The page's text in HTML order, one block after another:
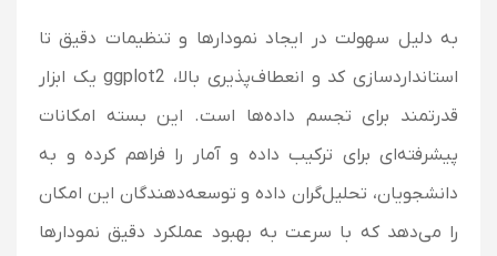
به دلیل سهولت در ایجاد نمودارها و تنظیمات دقیق تا
استانداردسازی کد و انعطاف‌پذیری بالا، ggplot2 یک ابزار
قدرتمند برای تجسم داده‌ها است. این بسته امکانات
پیشرفته‌ای برای ترکیب داده و آمار را فراهم کرده و به
دانشجویان، تحلیل‌گران داده و توسعه‌دهندگان این امکان
را می‌دهد که با سرعت به بهبود عملکرد دقیق نمودارها